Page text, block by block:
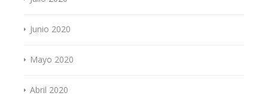
Junio 2020
Mayo 2020
Abril 2020